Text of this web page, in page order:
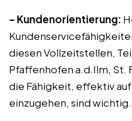
– Kundenorientierung:
diesen Vollzeitstellen,
Pfaffenhofen a.d.Ilm, St.
die Fähigkeit, effektiv
einzugehen, sind wichtig.